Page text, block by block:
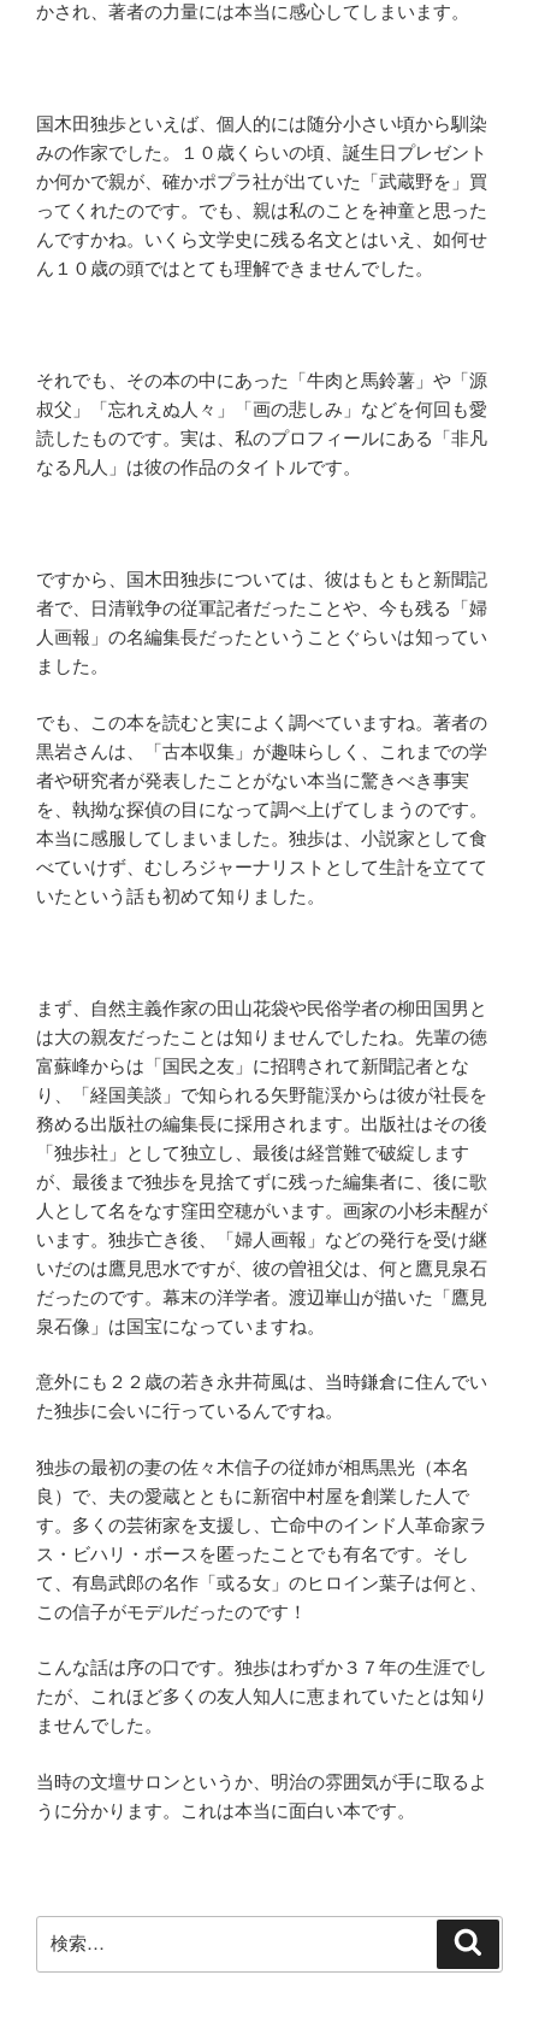
かされ、著者の力量には本当に感心してしまいます。
国木田独歩といえば、個人的には随分小さい頃から馴染
みの作家でした。１０歳くらいの頃、誕生日プレゼント
か何かで親が、確かポプラ社が出ていた「武蔵野を」買
ってくれたのです。でも、親は私のことを神童と思った
んですかね。いくら文学史に残る名文とはいえ、如何せ
ん１０歳の頭ではとても理解できませんでした。
それでも、その本の中にあった「牛肉と馬鈴薯」や「源
叔父」「忘れえぬ人々」「画の悲しみ」などを何回も愛
読したものです。実は、私のプロフィールにある「非凡
なる凡人」は彼の作品のタイトルです。
ですから、国木田独歩については、彼はもともと新聞記
者で、日清戦争の従軍記者だったことや、今も残る「婦
人画報」の名編集長だったということぐらいは知ってい
ました。
でも、この本を読むと実によく調べていますね。著者の
黒岩さんは、「古本収集」が趣味らしく、これまでの学
者や研究者が発表したことがない本当に驚きべき事実
を、執拗な探偵の目になって調べ上げてしまうのです。
本当に感服してしまいました。独歩は、小説家として食
べていけず、むしろジャーナリストとして生計を立てて
いたという話も初めて知りました。
まず、自然主義作家の田山花袋や民俗学者の柳田国男と
は大の親友だったことは知りませんでしたね。先輩の徳
富蘇峰からは「国民之友」に招聘されて新聞記者とな
り、「経国美談」で知られる矢野龍渓からは彼が社長を
務める出版社の編集長に採用されます。出版社はその後
「独歩社」として独立し、最後は経営難で破綻します
が、最後まで独歩を見捨てずに残った編集者に、後に歌
人として名をなす窪田空穂がいます。画家の小杉未醒が
います。独歩亡き後、「婦人画報」などの発行を受け継
いだのは鷹見思水ですが、彼の曽祖父は、何と鷹見泉石
だったのです。幕末の洋学者。渡辺崋山が描いた「鷹見
泉石像」は国宝になっていますね。
意外にも２２歳の若き永井荷風は、当時鎌倉に住んでい
た独歩に会いに行っているんですね。
独歩の最初の妻の佐々木信子の従姉が相馬黒光（本名
良）で、夫の愛蔵とともに新宿中村屋を創業した人で
す。多くの芸術家を支援し、亡命中のインド人革命家ラ
ス・ビハリ・ボースを匿ったことでも有名です。そし
て、有島武郎の名作「或る女」のヒロイン葉子は何と、
この信子がモデルだったのです！
こんな話は序の口です。独歩はわずか３７年の生涯でし
たが、これほど多くの友人知人に恵まれていたとは知り
ませんでした。
当時の文壇サロンというか、明治の雰囲気が手に取るよ
うに分かります。これは本当に面白い本です。
索: